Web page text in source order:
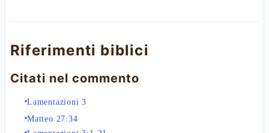
Riferimenti biblici
Citati nel commento
Lamentazioni 3
Matteo 27:34